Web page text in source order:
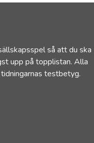
så att du ska
upp på topplistan. Alla
testbetyg.